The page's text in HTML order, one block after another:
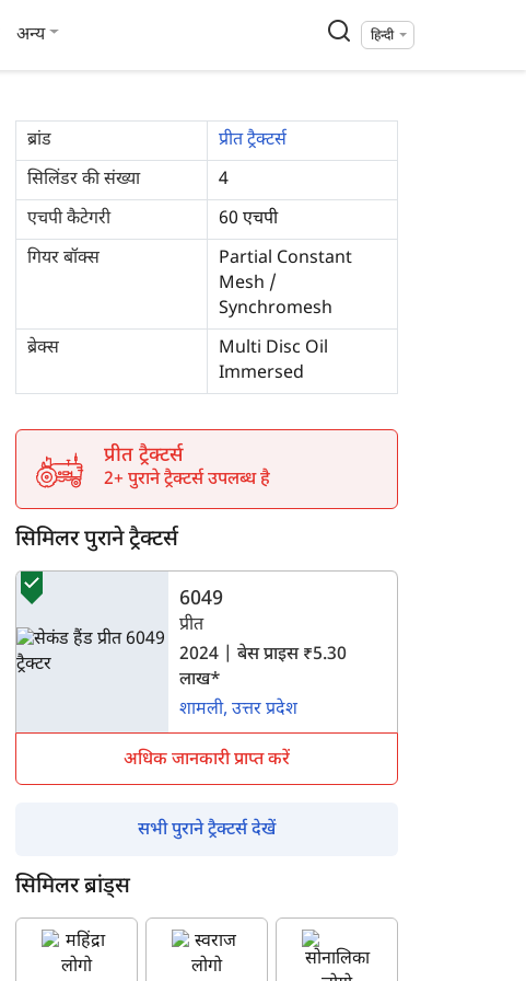
अन्य हिन्दी
ब्रांड
प्रीत ट्रैक्टर्स
सिलिंडर की संख्या
4
एचपी कैटेगरी
60 एचपी
गियर बॉक्स
Partial Constant
Mesh /
Synchromesh
ब्रेक्स
Multi Disc Oil
Immersed
प्रीत ट्रैक्टर्स
2+ पुराने ट्रैक्टर्स उपलब्ध है
सिमिलर पुराने ट्रैक्टर्स
6049
प्रीत
2024 | बेस प्राइस ₹5.30
लाख*
शामली, उत्तर प्रदेश
अधिक जानकारी प्राप्त करें
सभी पुराने ट्रैक्टर्स देखें
सिमिलर ब्रांड्स